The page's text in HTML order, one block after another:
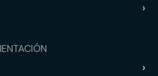
›
›